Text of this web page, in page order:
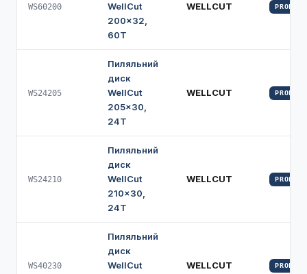
WS60200
WellCut
200×32,
60Т
WELLCUT PROFI
WS24205
Пиляльний
диск
WellCut
205×30,
24Т
WELLCUT PROFI
WS24210
Пиляльний
диск
WellCut
210×30,
24Т
WELLCUT PROFI
WS40230
Пиляльний
диск
WellCut
WELLCUT PROFI